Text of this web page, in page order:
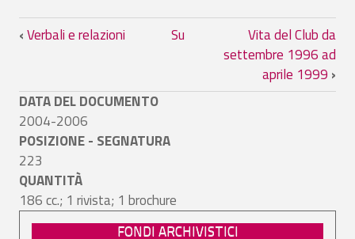
Link di attraversamento del book per
‹Verbali e relazioni Su
Vita del Club da
settembre 1996 ad
aprile 1999 ›
DATA DEL DOCUMENTO
2004-2006
POSIZIONE - SEGNATURA
223
QUANTITÀ
186 cc.; 1 rivista; 1 brochure
FONDI ARCHIVISTICI